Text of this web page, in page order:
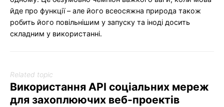
йде про функції – але його всеосяжна природа також
робить його повільнішим у запуску та іноді досить
складним у використанні.
Related topic
Використання API соціальних мереж
для захоплюючих веб-проектів